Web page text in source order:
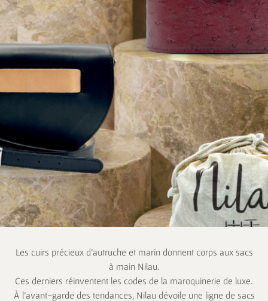
Les cuirs précieux d’autruche et marin donnent corps aux sacs
à main Nilau.
Ces derniers réinventent les codes de la maroquinerie de luxe.
À l’avant-garde des tendances, Nilau dévoile une ligne de sacs